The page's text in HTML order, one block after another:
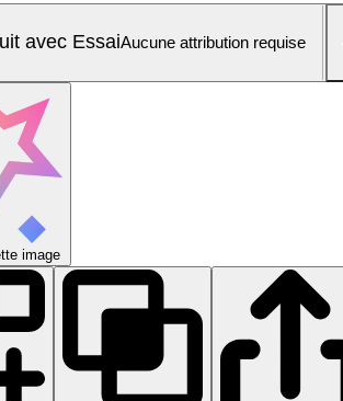
avec EssaiAucune attribution requise
image